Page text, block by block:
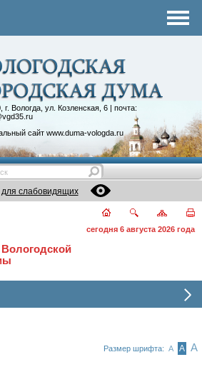
г. Вологда, ул. Козленская, 6 | почта:
сайт www.duma-vologda.ru
объединения
слабовидящих
сегодня 6 августа 2026 года
Размер шрифта: А А А